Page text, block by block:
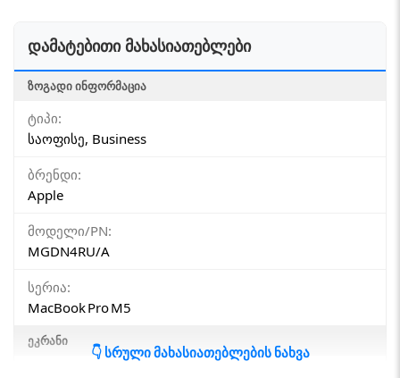
დამატებითი მახასიათებლები
ᲖᲝᲒᲐᲓᲘ ᲘᲜᲤᲝᲠᲛᲐᲪᲘᲐ
ტიპი:
საოფისე, Business
ბრენდი:
Apple
მოდელი/PN:
MGDN4RU/A
სერია:
MacBook Pro M5
ᲔᲙᲠᲐᲜᲘ
👇 სრული მახასიათებლების ნახვა